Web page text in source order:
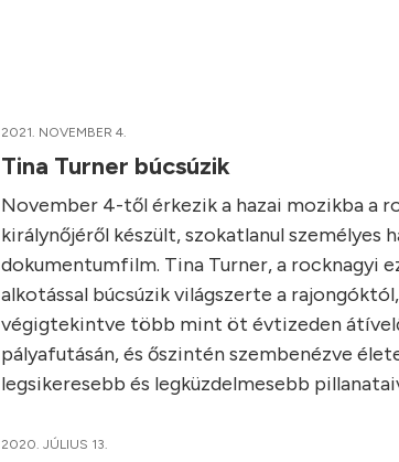
2021. NOVEMBER 4.
Tina Turner búcsúzik
November 4-től érkezik a hazai mozikba a
királynőjéről készült, szokatlanul személyes
dokumentumfilm. Tina Turner, a rocknagyi
alkotással búcsúzik világszerte a rajongóktól,
végigtekintve több mint öt évtizeden
pályafutásán, és őszintén szembenézve
legsikeresebb és legküzdelmesebb
2020. JÚLIUS 13.